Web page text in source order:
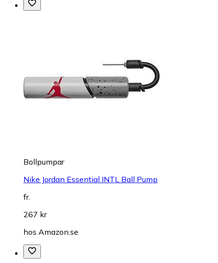
Bollpumpar
Nike Jordan Essential INTL Ball Pump
fr.
267 kr
hos Amazon.se